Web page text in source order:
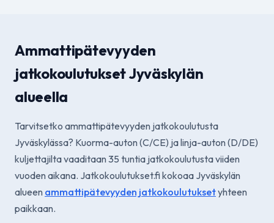
Ammattipätevyyden
jatkokoulutukset Jyväskylän
alueella
Tarvitsetko ammattipätevyyden jatkokoulutusta
Jyväskylässa? Kuorma-auton (C/CE) ja linja-auton (D/DE)
kuljettajilta vaaditaan 35 tuntia jatkokoulutusta viiden
vuoden aikana. Jatkokoulutukset.fi kokoaa Jyväskylän
alueen ammattipätevyyden jatkokoulutuksetyhteen
paikkaan.